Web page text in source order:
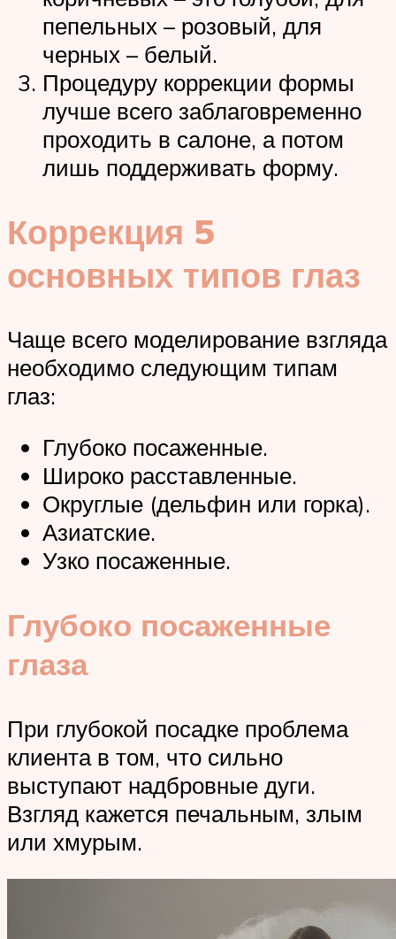
пепельных – розовый, для
черных – белый.
Процедуру коррекции формы
лучше всего заблаговременно
проходить в салоне, а потом
лишь поддерживать форму.
Коррекция 5
основных типов глаз
Чаще всего моделирование взгляда
необходимо следующим типам
глаз:
Глубоко посаженные.
Широко расставленные.
Округлые (дельфин или горка).
Азиатские.
Узко посаженные.
Глубоко посаженные
глаза
При глубокой посадке проблема
клиента в том, что сильно
выступают надбровные дуги.
Взгляд кажется печальным, злым
или хмурым.